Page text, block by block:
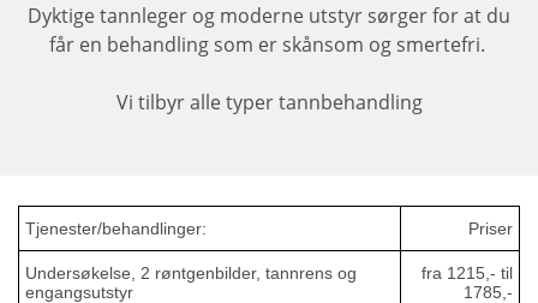
Dyktige tannleger og moderne utstyr sørger for at du
får en behandlingsom er skånsom og smertefri.
Vi tilbyr alle typer tannbehandling
Tjenester/behandlinger: Priser
Undersøkelse, 2 røntgenbilder, tannrens og
engangsutstyr
fra 1215,- til
1785,-